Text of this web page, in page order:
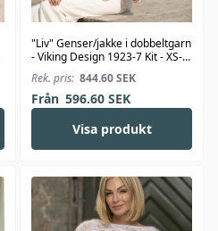
"Liv" Genser/jakke i dobbeltgarn
- Viking Design 1923-7 Kit - XS-
XXL - Viking Alpaca Bris
Rek. pris: 844.60SEK
Från 596.60SEK
Visa produkt